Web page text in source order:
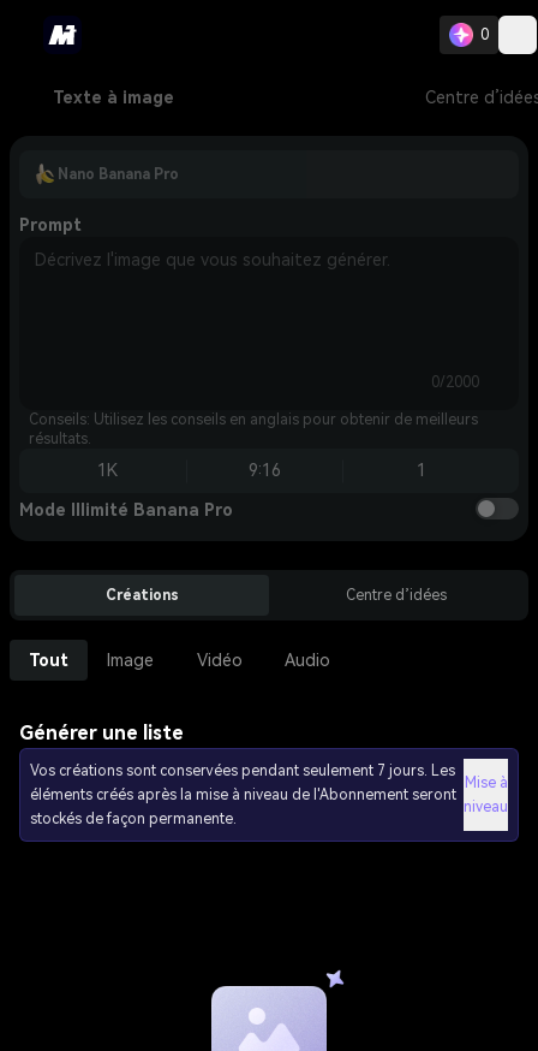
0
Texte à image Centre
Nano Banana Pro
Prompt
0/2000
Conseils: Utilisez les conseils en anglais pour obtenir de meilleurs
résultats.
1K 9:16 1
Mode Illimité Banana Pro
Créations Centre d’idées
Tout Image Vidéo Audio
Générer une liste
Vos créations sont conservées pendant seulement 7 jours. Les
éléments créés après la mise à niveau de l'Abonnement seront
stockés de façon permanente.
Mise à
niveau